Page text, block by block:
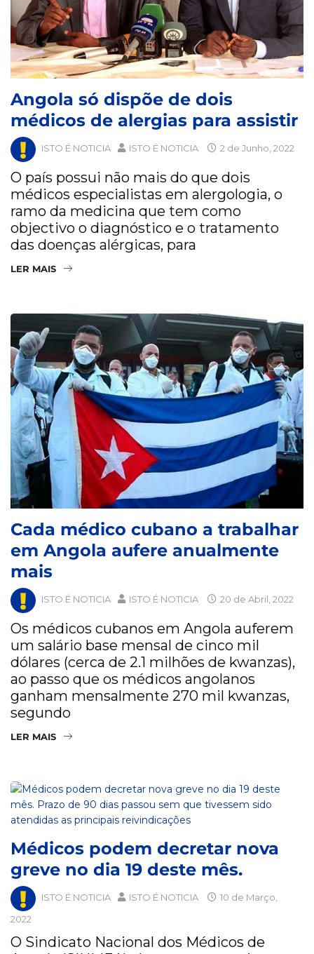
Angola só dispõe de dois
médicos de alergias para assistir
ISTO É NOTICIA ISTO É NOTICIA 2 de Junho, 2022
O país possui não mais do que dois
médicos especialistas em alergologia, o
ramo da medicina que tem como
objectivo o diagnóstico e o tratamento
das doenças alérgicas, para
LER MAIS
Cada médico cubano a trabalhar
em Angola aufere anualmente
mais
ISTO É NOTICIA ISTO É NOTICIA 20 de Abril, 2022
Os médicos cubanos em Angola auferem
um salário base mensal de cinco mil
dólares (cerca de 2.1 milhões de kwanzas),
ao passo que os médicos angolanos
ganham mensalmente 270 mil kwanzas,
segundo
LER MAIS
Médicos podem decretar nova
greve no dia 19 deste mês.
ISTO É NOTICIA ISTO É NOTICIA
10 de Março,
2022
O Sindicato Nacional dos Médicos de